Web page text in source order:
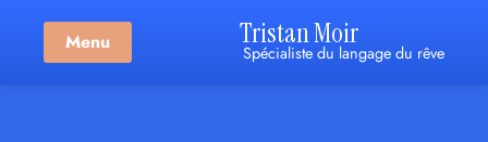
Menu Tristan Moir
Spécialiste du langage du rêve